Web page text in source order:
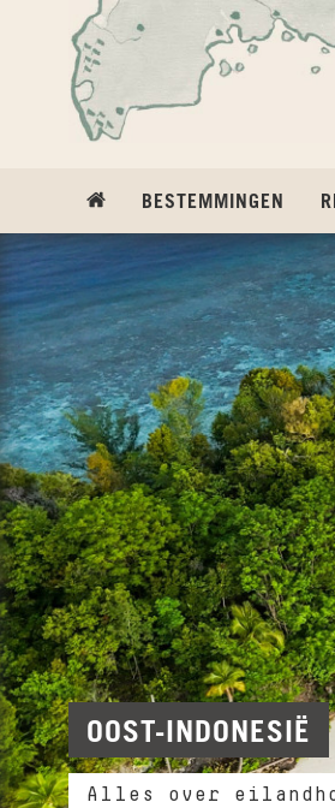
Ga naar inhoud
BESTEMMINGEN
OOST-INDONESIË
Alles over